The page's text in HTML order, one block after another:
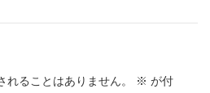
れることはありません。 ※ が付